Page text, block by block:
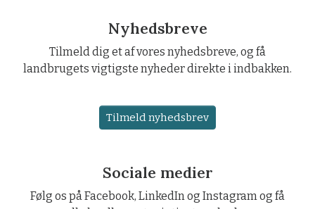
Nyhedsbreve
Tilmeld dig et af vores nyhedsbreve, og få
landbrugets vigtigste nyheder direkte i indbakken.
Tilmeld nyhedsbrev
Sociale medier
Følg os på Facebook, LinkedIn og Instagram og få